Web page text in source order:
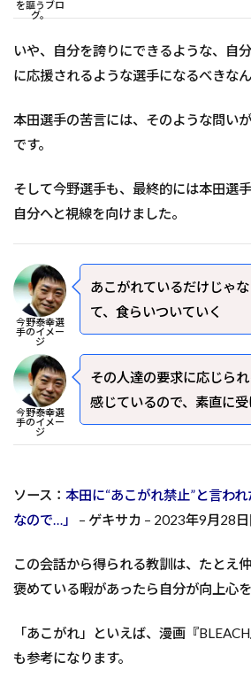
を謳うブロ
グ。
いや、自分を誇りにできるような、自
に応援されるような選手になるべきな
本田選手の苦言には、そのような問い
です。
そして今野選手も、最終的には本田選
自分へと視線を向けました。
今野泰幸選
手のイメー
ジ
あこがれているだけじゃ
て、食らいついていく
今野泰幸選
手のイメー
ジ
その人達の要求に応じら
感じているので、素直に
ソース： 本田に“あこがれ禁止”と言わ
なので…」
– ゲキサカ – 2023年9月28日
この会話から得られる教訓は、たとえ
褒めている暇があったら自分が向上心
「あこがれ」といえば、漫画『
も参考になります。